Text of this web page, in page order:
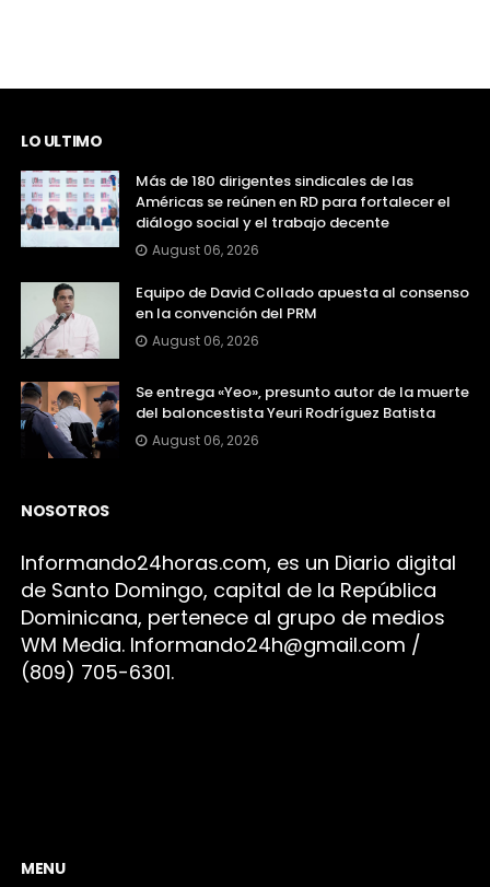
LO ULTIMO
Más de 180 dirigentes sindicales de las
Américas se reúnen en RD para fortalecer el
diálogo social y el trabajo decente
August 06, 2026
Equipo de David Collado apuesta al consenso
en la convención del PRM
August 06, 2026
Se entrega «Yeo», presunto autor de la muerte
del baloncestista Yeuri Rodríguez Batista
August 06, 2026
NOSOTROS
Informando24horas.com, es un Diario digital
de Santo Domingo, capital de la República
Dominicana, pertenece al grupo de medios
WM Media. Informando24h@gmail.com /
(809) 705-6301.
MENU